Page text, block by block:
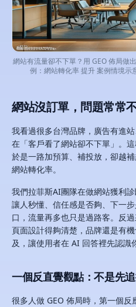
網站有流量卻不下單？用 GEO 佈局做
例：網站轉化率 提升 案例情境示
網站沒訂單，問題常常
我看過很多台灣品牌，廣告有進
在「客戶看了網站卻不下單」。
於是一路加預算、補投放，卻越
網站轉化率。
我們拉菲斯AI團隊在做網站獲利
讓人秒懂、信任感是否夠、下一
口，流量再多也只是過路客。反
頁面設計得夠清楚，品牌還是有
及，讓使用者在 AI 回答裡先認識
一個反直覺觀點：不是先
很多人做 GEO 佈局時，第一個